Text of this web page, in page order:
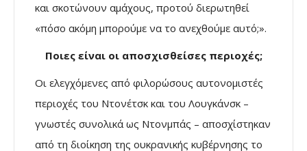
και σκοτώνουν αμάχους, προτού διερωτηθεί
«πόσο ακόμη μπορούμε να το ανεχθούμε αυτό;».
Ποιες είναι οι αποσχισθείσες περιοχές;
Οι ελεγχόμενες από φιλορώσους αυτονομιστές
περιοχές του Ντονέτσκ και του Λουγκάνσκ –
γνωστές συνολικά ως Ντονμπάς – αποσχίστηκαν
από τη διοίκηση της ουκρανικής κυβέρνησης το